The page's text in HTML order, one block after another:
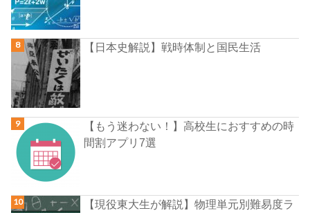
【日本史解説】戦時体制と国民生活
【もう迷わない！】高校生におすすめの時
間割アプリ7選
【現役東大生が解説】物理単元別難易度ラ